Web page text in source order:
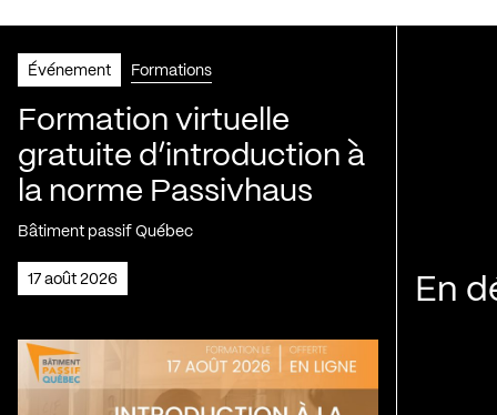
Événement Formations
Formation virtuelle
gratuite d’introduction à
la norme Passivhaus
Bâtiment passif Québec
17 août 2026 En